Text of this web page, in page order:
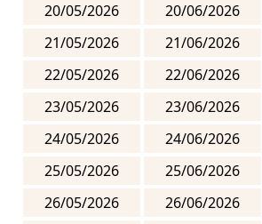
20/05/2026
20/06/2026
21/05/2026
21/06/2026
22/05/2026
22/06/2026
23/05/2026
23/06/2026
24/05/2026
24/06/2026
25/05/2026
25/06/2026
26/05/2026
26/06/2026